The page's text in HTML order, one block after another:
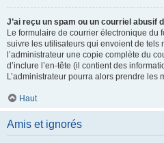
J’ai reçu un spam ou un courriel abusif
Le formulaire de courrier électronique du
suivre les utilisateurs qui envoient de tels
l’administrateur une copie complète du
d’inclure l’en-tête (il contient des
L’administrateur pourra alors prendre les
Haut
Amis et ignorés